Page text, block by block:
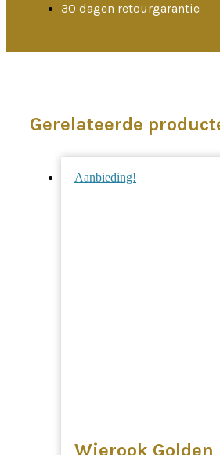
30 dagen retourgarantie
Gerelateerde
Aanbieding!
Wierook Golden